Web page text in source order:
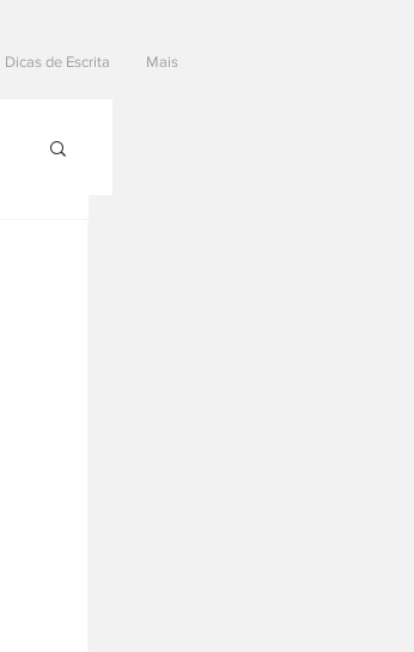
Dicas de Escrita Mais